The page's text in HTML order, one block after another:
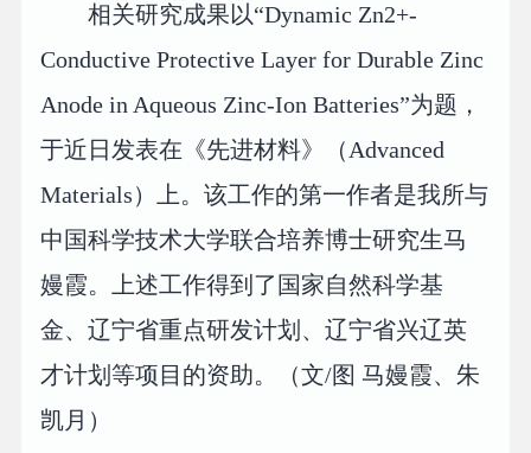
相关研究成果以“Dynamic Zn2+-
Conductive Protective Layer for Durable Zinc
Anode in Aqueous Zinc-Ion Batteries”为题，
于近日发表在《先进材料》（Advanced
Materials）上。该工作的第一作者是我所与
中国科学技术大学联合培养博士研究生马
嫚霞。上述工作得到了国家自然科学基
金、辽宁省重点研发计划、辽宁省兴辽英
才计划等项目的资助。（文/图 马嫚霞、朱
凯月）